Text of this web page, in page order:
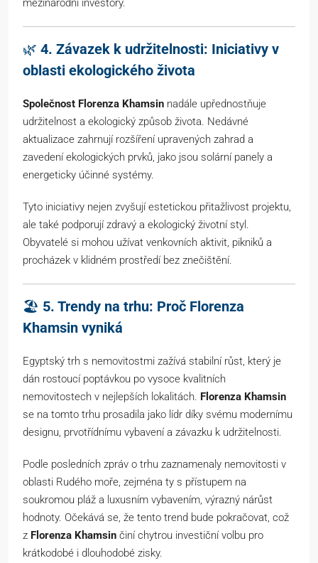
mezinárodní investory.
🌿 4. Závazek k udržitelnosti: Iniciativy v
oblasti ekologického života
Společnost Florenza Khamsin nadále upřednostňuje
udržitelnost a ekologický způsob života. Nedávné
aktualizace zahrnují rozšíření upravených zahrad a
zavedení ekologických prvků, jako jsou solární panely a
energeticky účinné systémy.
Tyto iniciativy nejen zvyšují estetickou přitažlivost projektu,
ale také podporují zdravý a ekologický životní styl.
Obyvatelé si mohou užívat venkovních aktivit, pikniků a
procházek v klidném prostředí bez znečištění.
🏖 5. Trendy na trhu: Proč Florenza
Khamsin vyniká
Egyptský trh s nemovitostmi zažívá stabilní růst, který je
dán rostoucí poptávkou po vysoce kvalitních
nemovitostech v nejlepších lokalitách. Florenza Khamsin
se na tomto trhu prosadila jako lídr díky svému modernímu
designu, prvotřídnímu vybavení a závazku k udržitelnosti.
Podle posledních zpráv o trhu zaznamenaly nemovitosti v
oblasti Rudého moře, zejména ty s přístupem na
soukromou pláž a luxusním vybavením, výrazný nárůst
hodnoty. Očekává se, že tento trend bude pokračovat, což
z Florenza Khamsin činí chytrou investiční volbu pro
krátkodobé i dlouhodobé zisky.